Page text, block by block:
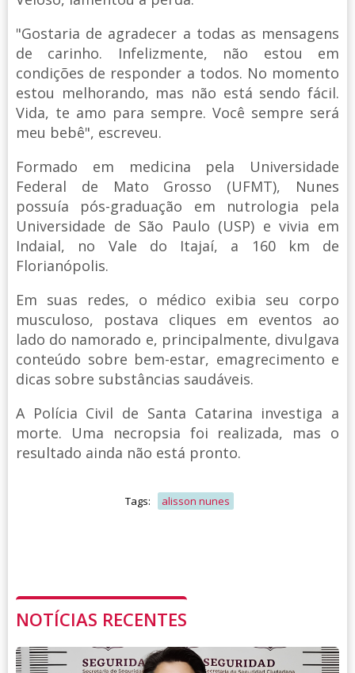
"Gostaria de agradecer a todas as mensagens
de carinho. Infelizmente, não estou em
condições de responder a todos. No momento
estou melhorando, mas não está sendo fácil.
Vida, te amo para sempre. Você sempre será
meu bebê", escreveu.
Formado em medicina pela Universidade
Federal de Mato Grosso (UFMT), Nunes
possuía pós-graduação em nutrologia pela
Universidade de São Paulo (USP) e vivia em
Indaial, no Vale do Itajaí, a 160 km de
Florianópolis.
Em suas redes, o médico exibia seu corpo
musculoso, postava cliques em eventos ao
lado do namorado e, principalmente, divulgava
conteúdo sobre bem-estar, emagrecimento e
dicas sobre substâncias saudáveis.
A Polícia Civil de Santa Catarina investiga a
morte. Uma necropsia foi realizada, mas o
resultado ainda não está pronto.
Tags: alisson nunes
NOTÍCIAS RECENTES